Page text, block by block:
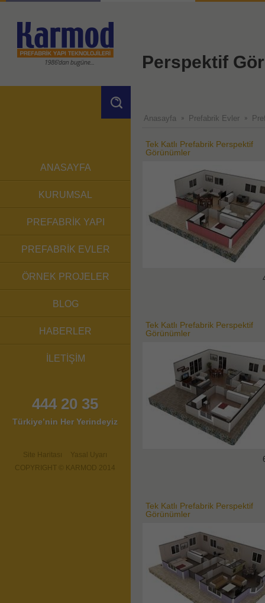
ANASAYFA
KURUMSAL
PREFABRİK YAPI
PREFABRİK EVLER
ÖRNEK PROJELER
BLOG
HABERLER
İLETİŞİM
444 20 35
Türkiye’nin Her Yerindeyiz
Site Haritası
Yasal Uyarı
COPYRIGHT © KARMOD 2014
Perspektif
Anasayfa Prefabrik Evler
Tek Katlı Prefabrik Perspektif
Görünümler
Tek Katlı Prefabrik Perspektif
Görünümler
Tek Katlı Prefabrik Perspektif
Görünümler